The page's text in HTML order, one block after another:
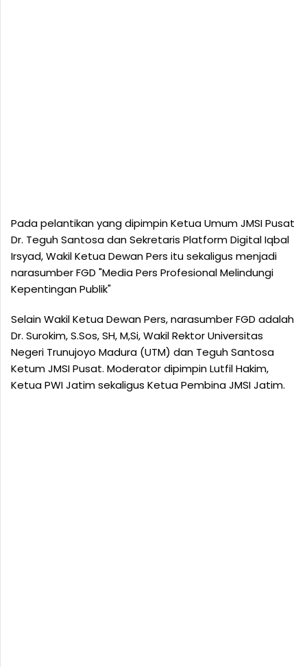
Pada pelantikan yang dipimpin Ketua Umum JMSI Pusat
Dr. Teguh Santosa dan Sekretaris Platform Digital Iqbal
Irsyad, Wakil Ketua Dewan Pers itu sekaligus menjadi
narasumber FGD "Media Pers Profesional Melindungi
Kepentingan Publik"
Selain Wakil Ketua Dewan Pers, narasumber FGD adalah
Dr. Surokim, S.Sos, SH, M,Si, Wakil Rektor Universitas
Negeri Trunujoyo Madura (UTM) dan Teguh Santosa
Ketum JMSI Pusat. Moderator dipimpin Lutfil Hakim,
Ketua PWI Jatim sekaligus Ketua Pembina JMSI Jatim.